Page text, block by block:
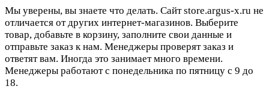
Мы уверены, вы знаете что делать. Сайт store.argus-x.ru не
отличается от других интернет-магазинов. Выберите
товар, добавьте в корзину, заполните свои данные и
отправьте заказ к нам. Менеджеры проверят заказ и
ответят вам. Иногда это занимает много времени.
Менеджеры работают с понедельника по пятницу с 9 до
18.